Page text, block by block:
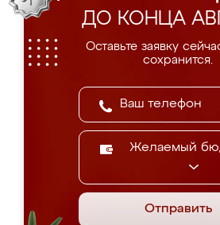
ДО КОНЦА
Оставьте заявку
сохранится.
Желаемый
Отправить